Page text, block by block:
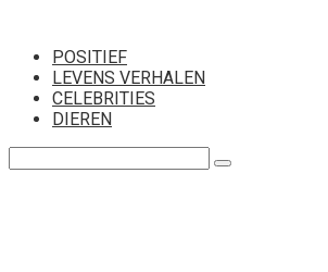
контентуPOSITIEF
LEVENS VERHALEN
CELEBRITIES
DIEREN